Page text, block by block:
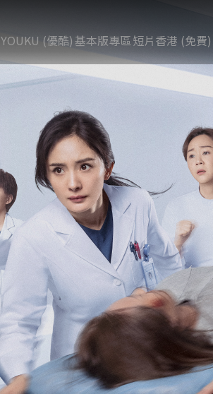
YOUKU (優酷)基本版專區短片香港 (免費)